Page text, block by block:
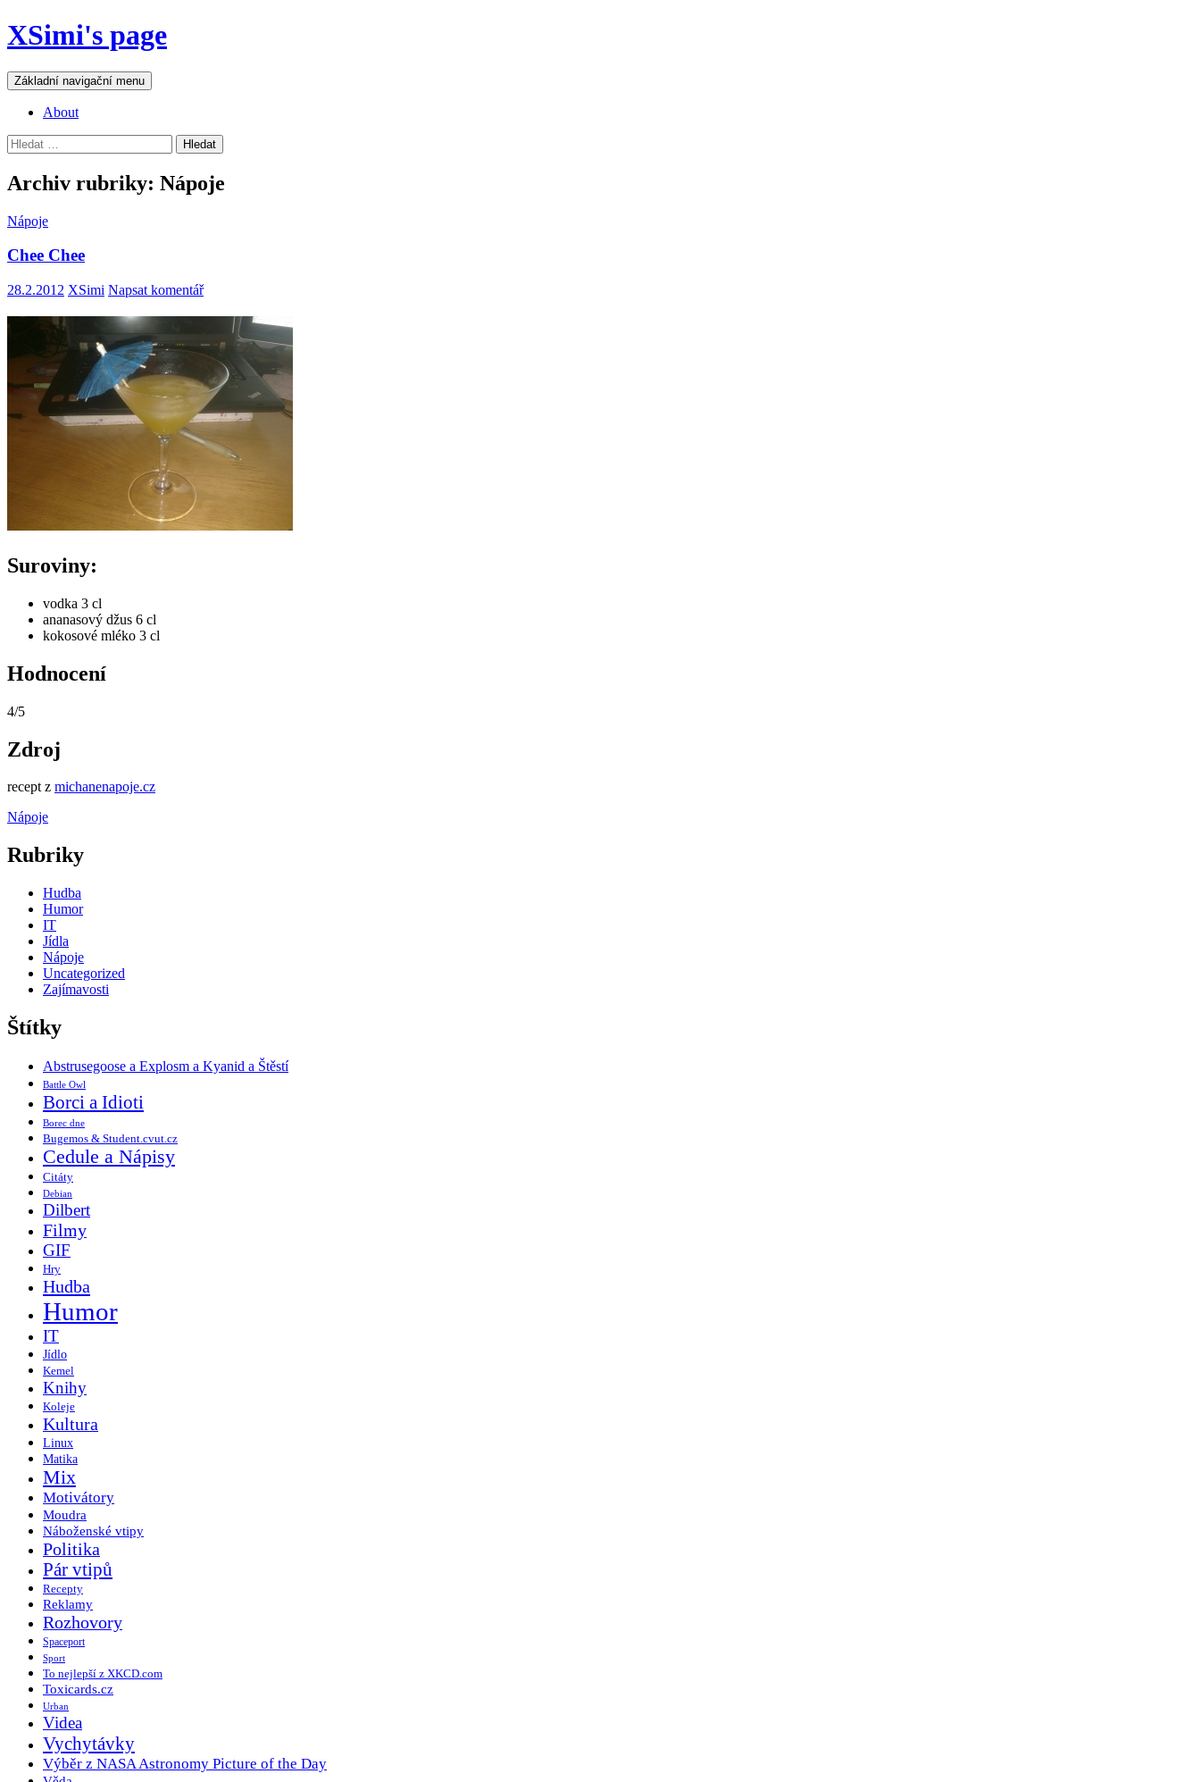
Přejít
k
webu
XSimi's page
Hledat
Základní navigační menu
About
Vyhledávání
Archiv rubriky: Nápoje
Nápoje
Chee Chee
28.2.2012 XSimi Napsat komentář
Suroviny:
vodka 3 cl
ananasový džus 6 cl
kokosové mléko 3 cl
Hodnocení
4/5
Zdroj
recept z michanenapoje.cz
Nápoje
Rubriky
Hudba
Humor
IT
Jídla
Nápoje
Uncategorized
Zajímavosti
Štítky
Abstrusegoose a Explosm a Kyanid a Štěstí
Battle Owl
Borci a Idioti
Borec dne
Bugemos & Student.cvut.cz
Cedule a Nápisy
Citáty
Debian
Dilbert
Filmy
GIF
Hry
Hudba
Humor
IT
Jídlo
Kemel
Knihy
Koleje
Kultura
Linux
Matika
Mix
Motivátory
Moudra
Náboženské vtipy
Politika
Pár vtipů
Recepty
Reklamy
Rozhovory
Spaceport
Sport
To nejlepší z XKCD.com
Toxicards.cz
Urban
Videa
Vychytávky
Výběr z NASA Astronomy Picture of the Day